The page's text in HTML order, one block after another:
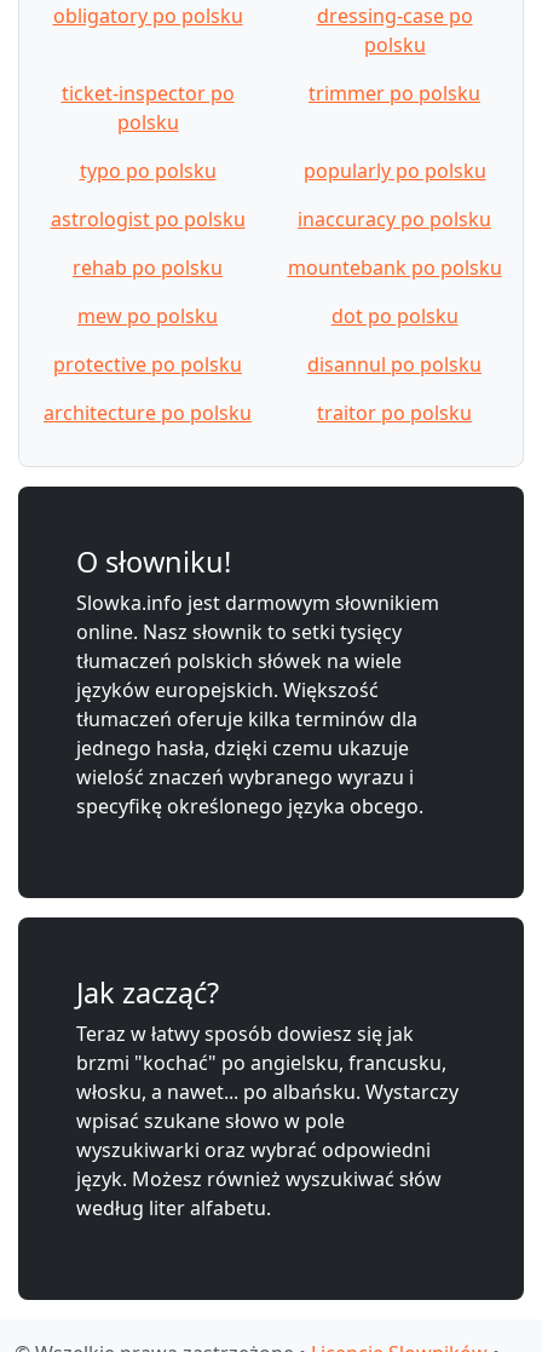
obligatory po polsku
dressing-case po
polsku
ticket-inspector po
polsku
trimmer po polsku
typo po polsku
popularly po polsku
astrologist po polsku
inaccuracy po polsku
rehab po polsku
mountebank po polsku
mew po polsku
dot po polsku
protective po polsku
disannul po polsku
architecture po polsku
traitor po polsku
O słowniku!
Slowka.info jest darmowym słownikiem
online. Nasz słownik to setki tysięcy
tłumaczeń polskich słówek na wiele
języków europejskich. Większość
tłumaczeń oferuje kilka terminów dla
jednego hasła, dzięki czemu ukazuje
wielość znaczeń wybranego wyrazu i
specyfikę określonego języka obcego.
Jak zacząć?
Teraz w łatwy sposób dowiesz się jak
brzmi "kochać" po angielsku, francusku,
włosku, a nawet... po albańsku. Wystarczy
wpisać szukane słowo w pole
wyszukiwarki oraz wybrać odpowiedni
język. Możesz również wyszukiwać słów
według liter alfabetu.